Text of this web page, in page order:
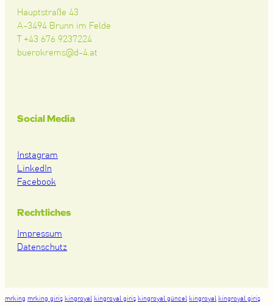
Hauptstraße 43
A-3494 Brunn im Felde
T +43 676 9237224
buerokrems@d-4.at
Social Media
Instagram
LinkedIn
Facebook
Rechtliches
Impressum
Datenschutz
mrking mrking giriş kingroyal kingroyal giriş kingroyal güncel kingroyal kingroyal giriş